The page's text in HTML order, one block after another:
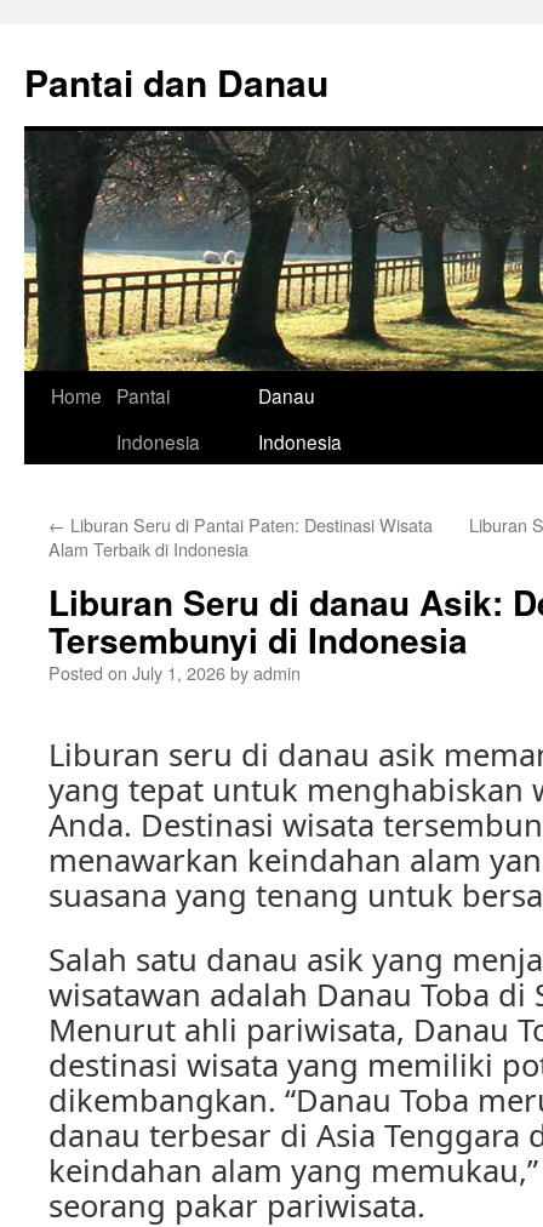
content
Pantai dan Danau
Home
Pantai
Indonesia
Danau
Indonesia
← Liburan Seru di Pantai Paten: Destinasi Wisata
Alam Terbaik di Indonesia
Liburan
Liburan Seru di danau Asik:
Tersembunyi di Indonesia
Posted on July 1, 2026byadmin
Liburan seru di danau asik
yang tepat untuk menghabiskan
Anda. Destinasi wisata
menawarkan keindahan alam
suasana yang tenang untuk
Salah satu danau asik yang
wisatawan adalah Danau Toba di
Menurut ahli pariwisata, Danau
destinasi wisata yang memiliki
dikembangkan. “Danau Toba
danau terbesar di Asia Tenggara
keindahan alam yang
seorang pakar pariwisata.